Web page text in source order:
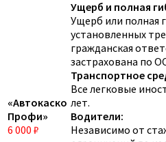
«Автокаско
Профи»
6 000 ₽
Ущерб и полная
Ущерб или полная
установленных
гражданская
застрахована по
Транспортное
Все легковые
лет.
Водители:
Независимо от